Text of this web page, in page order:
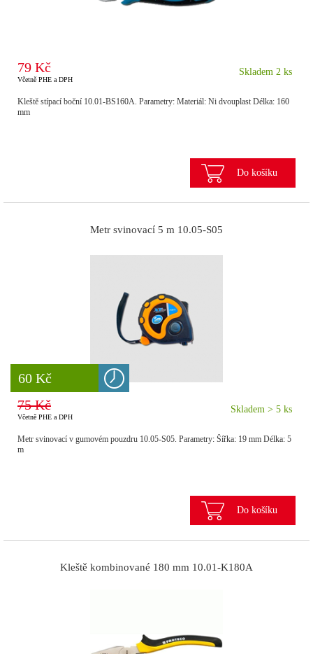
79 Kč
Včetně PHE a DPH
Skladem 2 ks
Kleště stípací boční 10.01-BS160A. Parametry: Materiál: Ni dvouplast Délka: 160
mm
Do košíku
8 777 Kč
60 Kč
Metr svinovací 5 m 10.05-S05
75 Kč
Včetně PHE a DPH
Skladem > 5 ks
Metr svinovací v gumovém pouzdru 10.05-S05. Parametry: Šířka: 19 mm Délka: 5
m
Do košíku
Kleště kombinované 180 mm 10.01-K180A